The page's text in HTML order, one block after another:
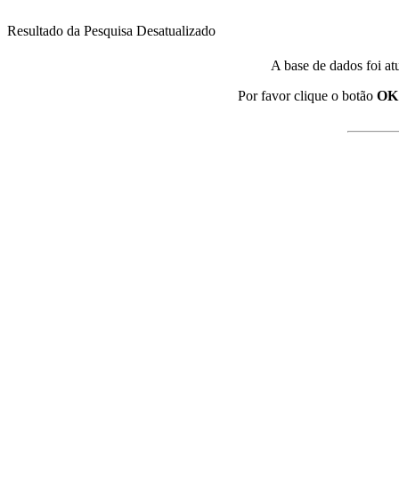
Resultado da Pesquisa Desatualizado
A base de dados foi
Por favor clique o botão OK